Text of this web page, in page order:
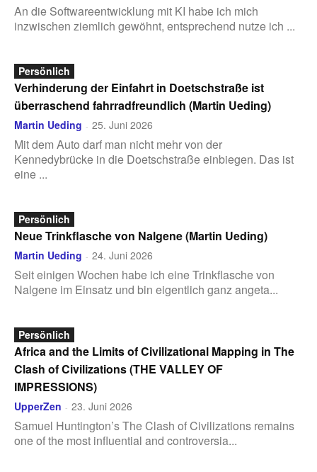
An die Softwareentwicklung mit KI habe ich mich
inzwischen ziemlich gewöhnt, entsprechend nutze ich ...
Persönlich
Verhinderung der Einfahrt in Doetschstraße ist
überraschend fahrradfreundlich (Martin Ueding)
Martin Ueding - 25. Juni 2026
Mit dem Auto darf man nicht mehr von der
Kennedybrücke in die Doetschstraße einbiegen. Das ist
eine ...
Persönlich
Neue Trinkflasche von Nalgene (Martin Ueding)
Martin Ueding - 24. Juni 2026
Seit einigen Wochen habe ich eine Trinkflasche von
Nalgene im Einsatz und bin eigentlich ganz angeta...
Persönlich
Africa and the Limits of Civilizational Mapping in The
Clash of Civilizations (THE VALLEY OF
IMPRESSIONS)
UpperZen - 23. Juni 2026
Samuel Huntington’s The Clash of Civilizations remains
one of the most influential and controversia...